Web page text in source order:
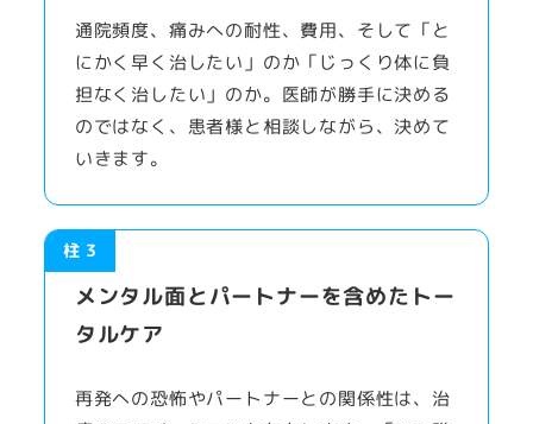
通院頻度、痛みへの耐性、費用、そして「と
にかく早く治したい」のか「じっくり体に負
担なく治したい」のか。医師が勝手に決める
のではなく、患者様と相談しながら、決めて
いきます。
柱 3
メンタル面とパートナーを含めたトー
タルケア
再発への恐怖やパートナーとの関係性は、治